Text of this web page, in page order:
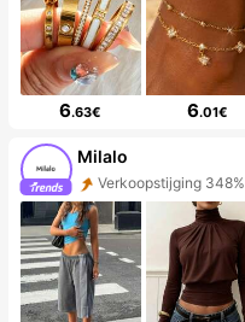
6.63€ 6.01€
Milalo
Verkoopstijging 348%